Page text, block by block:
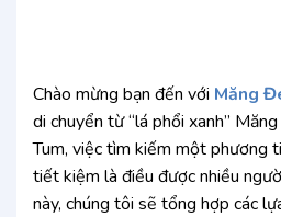
Chào mừng bạn đến với Măng
di chuyển từ “lá phổi xanh”
Tum, việc tìm kiếm một phương
tiết kiệm là điều được nhiều
này, chúng tôi sẽ tổng hợp các